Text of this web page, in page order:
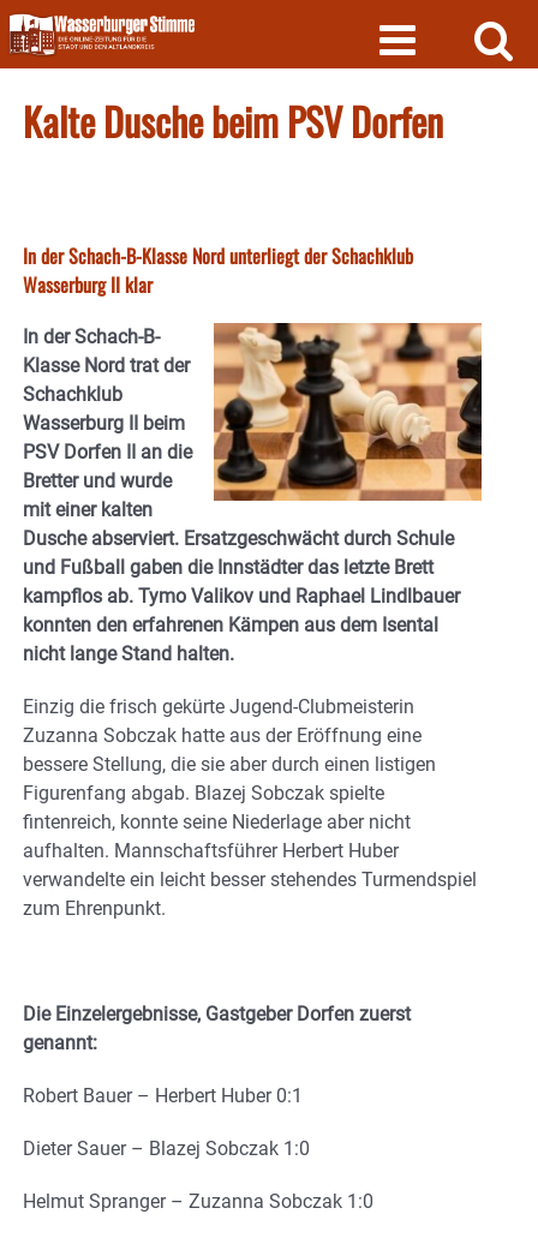
Skip
to
content
Kalte Dusche beim PSV Dorfen
In der Schach-B-Klasse Nord unterliegt der Schachklub
Wasserburg II klar
In der Schach-B-
Klasse Nord trat der
Schachklub
Wasserburg II beim
PSV Dorfen II an die
Bretter und wurde
mit einer kalten
Dusche abserviert. Ersatzgeschwächt durch Schule
und Fußball gaben die Innstädter das letzte Brett
kampflos ab. Tymo Valikov und Raphael Lindlbauer
konnten den erfahrenen Kämpen aus dem Isental
nicht lange Stand halten.
Einzig die frisch gekürte Jugend-Clubmeisterin
Zuzanna Sobczak hatte aus der Eröffnung eine
bessere Stellung, die sie aber durch einen listigen
Figurenfang abgab. Blazej Sobczak spielte
fintenreich, konnte seine Niederlage aber nicht
aufhalten. Mannschaftsführer Herbert Huber
verwandelte ein leicht besser stehendes Turmendspiel
zum Ehrenpunkt.
Die Einzelergebnisse, Gastgeber Dorfen zuerst
genannt:
Robert Bauer – Herbert Huber 0:1
Dieter Sauer – Blazej Sobczak 1:0
Helmut Spranger – Zuzanna Sobczak 1:0